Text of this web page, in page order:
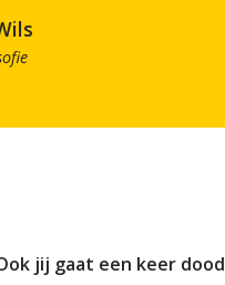
jij gaat een keer dood